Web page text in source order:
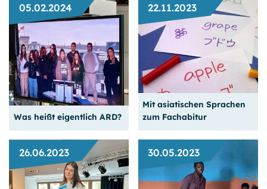
GPB College als Teil einer
innovativen
Bildungslandschaft
Weiterlesen
Unser Reisebericht zu
einer unglaublich
spannenden Entdeckungs­
tour in Japan.
Weiterlesen
05.02.2024
Was heißt eigentlich ARD?
22.11.2023
Mit asiatischen Sprachen
zum Fachabitur
26.06.2023 30.05.2023